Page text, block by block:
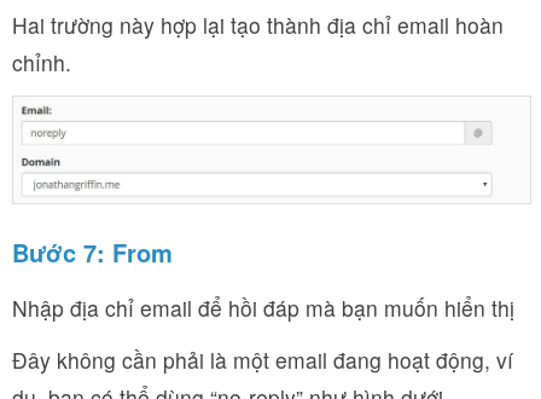
Hai trường này hợp lại tạo thành địa chỉ email hoàn
chỉnh.
Bước 7: From
Nhập địa chỉ email để hồi đáp mà bạn muốn hiển thị
Đây không cần phải là một email đang hoạt động, ví